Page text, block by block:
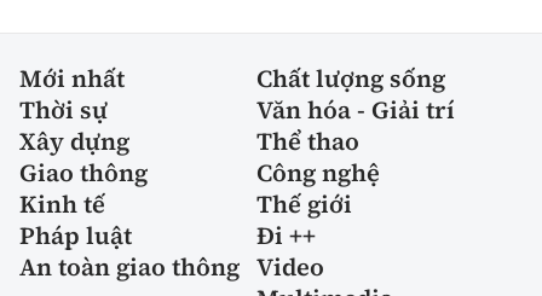
Mới nhất
Chất lượng sống
Thời sự
Văn hóa - Giải trí
Xây dựng
Thể thao
Giao thông
Công nghệ
Kinh tế
Thế giới
Pháp luật
Đi ++
An toàn giao thông Video